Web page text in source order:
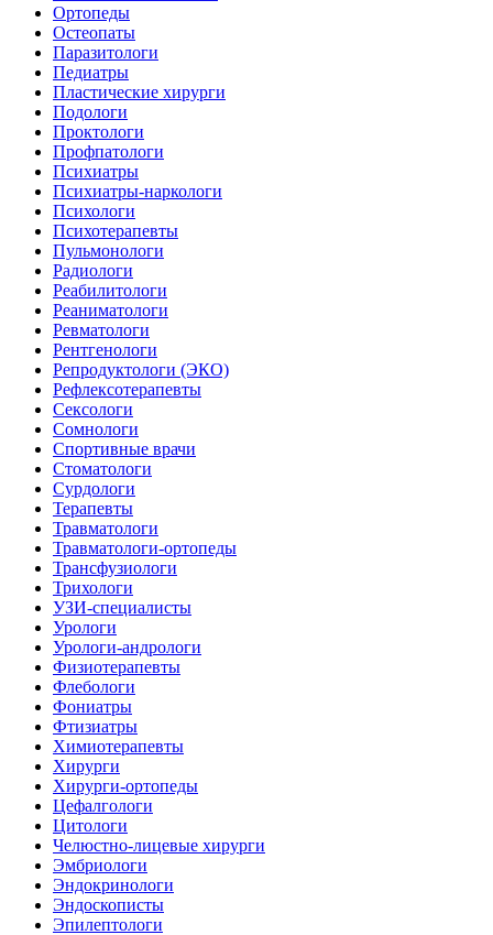
Ортопеды
Остеопаты
Паразитологи
Педиатры
Пластические хирурги
Подологи
Проктологи
Профпатологи
Психиатры
Психиатры-наркологи
Психологи
Психотерапевты
Пульмонологи
Радиологи
Реабилитологи
Реаниматологи
Ревматологи
Рентгенологи
Репродуктологи (ЭКО)
Рефлексотерапевты
Сексологи
Сомнологи
Спортивные врачи
Стоматологи
Сурдологи
Терапевты
Травматологи
Травматологи-ортопеды
Трансфузиологи
Трихологи
УЗИ-специалисты
Урологи
Урологи-андрологи
Физиотерапевты
Флебологи
Фониатры
Фтизиатры
Химиотерапевты
Хирурги
Хирурги-ортопеды
Цефалгологи
Цитологи
Челюстно-лицевые хирурги
Эмбриологи
Эндокринологи
Эндоскописты
Эпилептологи